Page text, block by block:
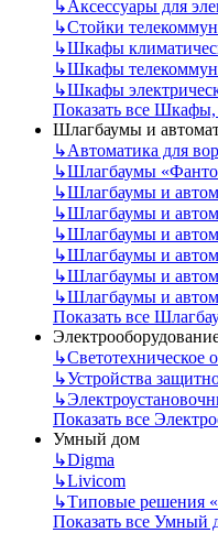
↳Аксессуары для
↳Стойки
↳Шкафы
↳Шкафы
↳Шкафы
Показать все
Шлагбаумы и
↳Автоматика для
↳Шлагбаумы
↳Шлагбаумы и
↳Шлагбаумы и
↳Шлагбаумы и
↳Шлагбаумы и
↳Шлагбаумы и
↳Шлагбаумы и
Показать все
↳Светотехническое
↳Устройства
↳
Показать все
Умный дом
↳Digma
↳Livicom
↳Типовые решения
Показать все Умный